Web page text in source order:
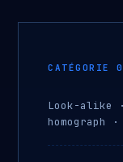
CATÉGORIE
Look-alike
homograph